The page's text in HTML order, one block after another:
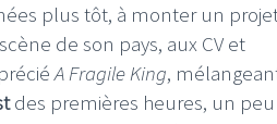
plus tôt, à monter un
de son pays, aux CV et
A Fragile King,
des premières heures, un